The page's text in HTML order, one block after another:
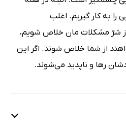
را به کار گیریم. اغلب
شرّ مشکلات مان خلاص شویم،
از شما خلاص شوند. اگر این
رها و ناپدید می‌شوند.